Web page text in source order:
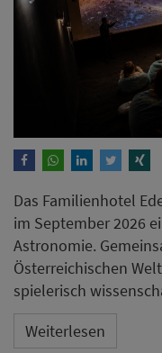
Das Familienhotel
im September 2026
Astronomie.
Österreichischen
spielerisch
Weiterlesen